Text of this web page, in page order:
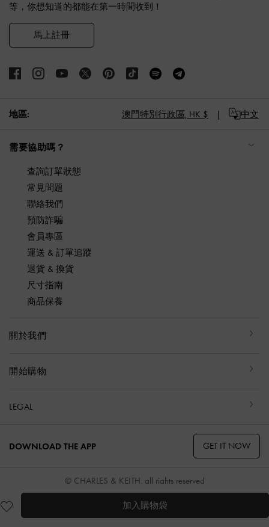
加入購物袋
等，你想知道的都能在第一時間收到！
馬上註冊
地區: 澳門特別行政區, HK $ 中文
需要協助嗎？
查詢訂單狀態
常見問題
聯絡我們
預防詐騙
會員專區
運送 & 訂單追蹤
退貨 & 換貨
尺寸指南
商品保養
關於我們
開始購物
LEGAL
DOWNLOAD THE APP GET IT NOW
© CHARLES & KEITH, all rights reserved